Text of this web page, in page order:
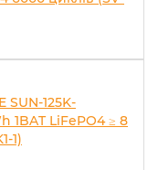
SUN-125K-
1BAT LiFePO4 ≥ 8
1)